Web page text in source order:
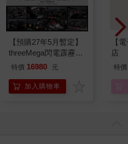
【預購27年5月暫定】
threeMega閃電霹靂車
VA Hi-SPEC UNITED
SIREN 黑色限定
特價 16980 元
加入購物車
【
店
特價